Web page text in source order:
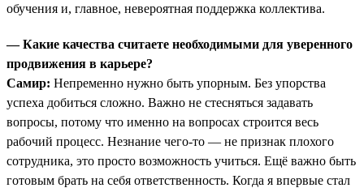
обучения и, главное, невероятная поддержка коллектива.
— Какие качества считаете необходимыми для уверенного
продвижения в карьере?
Самир: Непременно нужно быть упорным. Без упорства
успеха добиться сложно. Важно не стесняться задавать
вопросы, потому что именно на вопросах строится весь
рабочий процесс. Незнание чего-то — не признак плохого
сотрудника, это просто возможность учиться. Ещё важно быть
готовым брать на себя ответственность. Когда я впервые стал